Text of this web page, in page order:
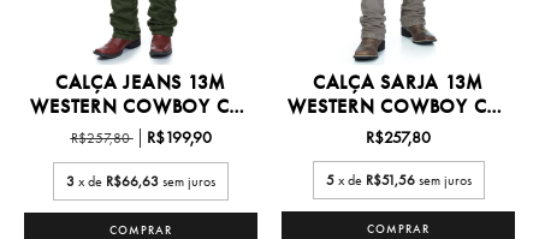
CALÇA JEANS 13M
WESTERN COWBOY CUT
27/38...
R$257,80 R$199,90
3 x de R$66,63 sem juros
COMPRAR
CALÇA SARJA 13M
WESTERN COWBOY CUT
27/38...
R$257,80
5 x de R$51,56 sem juros
COMPRAR